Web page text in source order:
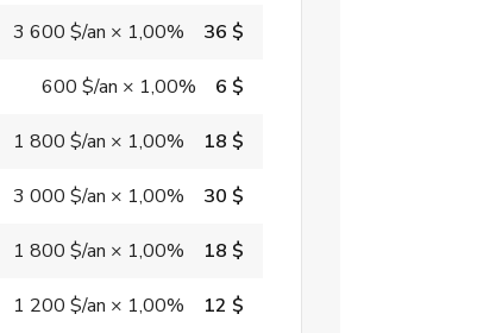
3 600 $/an × 1,00% 36 $
600 $/an × 1,00% 6 $
1 800 $/an × 1,00% 18 $
3 000 $/an × 1,00% 30 $
1 800 $/an × 1,00% 18 $
1 200 $/an × 1,00% 12 $